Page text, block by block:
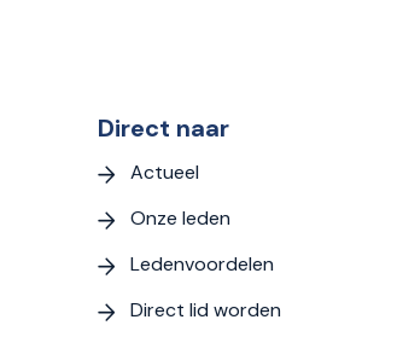
Direct naar
Actueel
Onze leden
Ledenvoordelen
Direct lid worden